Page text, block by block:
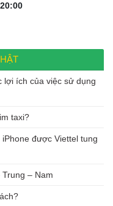
lợi ích của việc sử dụng
taxi?
được Viettel tung
– Nam